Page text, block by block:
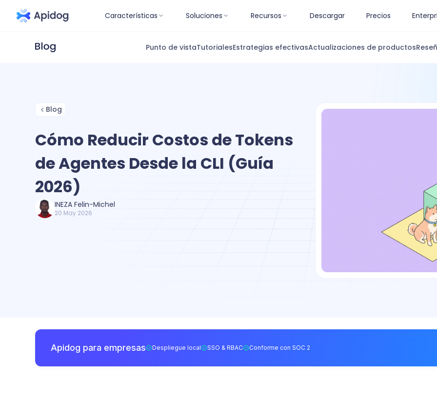
Características Soluciones Recursos Descargar Precios
Punto de vistaTutorialesEstrategias efectivasActualizaciones de productos
Blog
Cómo Reducir Costos de Tokens
de Agentes Desde la CLI (Guía
2026)
INEZA Felin-Michel
20 May 2026
Apidog para empresas Despliegue local SSO & RBAC Conforme con SOC 2